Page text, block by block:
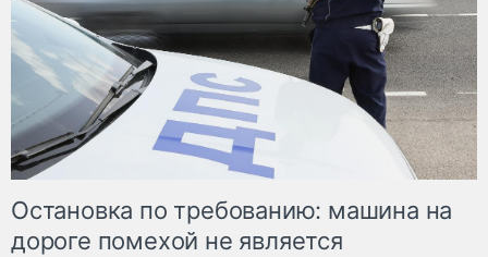
Остановка по требованию: машина на
дороге помехой не является